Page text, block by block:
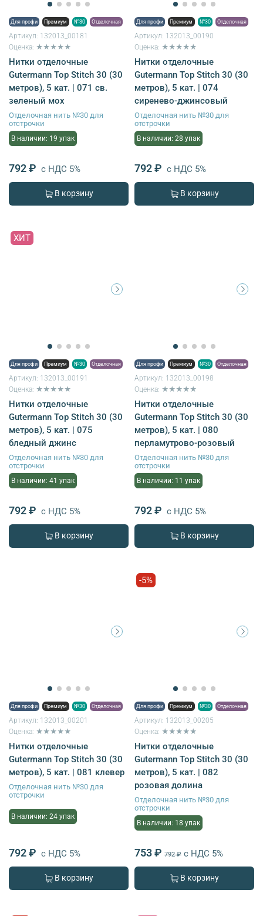
Для профи Премиум №30 Отделочная
Артикул: 132013_00181
Оценка: ★★★★★
Нитки отделочные
Gutermann Top Stitch 30 (30
метров), 5 кат. | 071 св.
зеленый мох
Отделочная нить №30 для
отстрочки
В наличии: 19 упак
792 ₽ с НДС 5%
В корзину
Для профи Премиум №30 Отделочная
Артикул: 132013_00190
Оценка: ★★★★★
Нитки отделочные
Gutermann Top Stitch 30 (30
метров), 5 кат. | 074
сиренево-джинсовый
Отделочная нить №30 для
отстрочки
В наличии: 28 упак
792 ₽ с НДС 5%
В корзину
ХИТ
Для профи Премиум №30 Отделочная
Артикул: 132013_00191
Оценка: ★★★★★
Нитки отделочные
Gutermann Top Stitch 30 (30
метров), 5 кат. | 075
бледный джинс
Отделочная нить №30 для
отстрочки
В наличии: 41 упак
792 ₽ с НДС 5%
В корзину
Для профи Премиум №30 Отделочная
Артикул: 132013_00198
Оценка: ★★★★★
Нитки отделочные
Gutermann Top Stitch 30 (30
метров), 5 кат. | 080
перламутрово-розовый
Отделочная нить №30 для
отстрочки
В наличии: 11 упак
792 ₽ с НДС 5%
В корзину
Для профи Премиум №30 Отделочная
Артикул: 132013_00201
Оценка: ★★★★★
Нитки отделочные
Gutermann Top Stitch 30 (30
метров), 5 кат. | 081 клевер
Отделочная нить №30 для
отстрочки
В наличии: 24 упак
792 ₽ с НДС 5%
В корзину
-5%
Для профи Премиум №30 Отделочная
Артикул: 132013_00205
Оценка: ★★★★★
Нитки отделочные
Gutermann Top Stitch 30 (30
метров), 5 кат. | 082
розовая долина
Отделочная нить №30 для
отстрочки
В наличии: 18 упак
753 ₽ 792 ₽ с НДС 5%
В корзину